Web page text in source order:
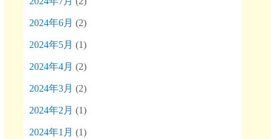
2024年6月 (2)
2024年5月 (1)
2024年4月 (2)
2024年3月 (2)
2024年2月 (1)
2024年1月 (1)